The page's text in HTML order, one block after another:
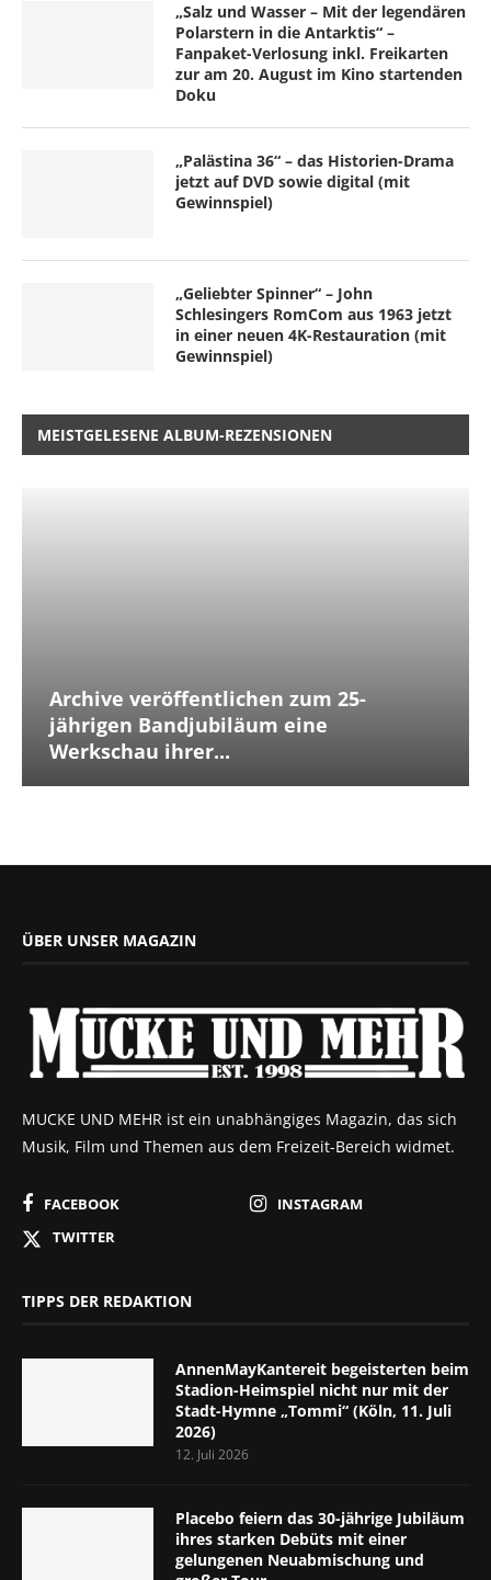
„Salz und Wasser – Mit der legendären
Polarstern in die Antarktis“ –
Fanpaket-Verlosung inkl. Freikarten
zur am 20. August im Kino startenden
Doku
„Palästina 36“ – das Historien-Drama
jetzt auf DVD sowie digital (mit
Gewinnspiel)
„Geliebter Spinner“ – John
Schlesingers RomCom aus 1963 jetzt
in einer neuen 4K-Restauration (mit
Gewinnspiel)
MEISTGELESENE ALBUM-REZENSIONEN
Archive veröffentlichen zum 25-
jährigen Bandjubiläum eine
Werkschau ihrer...
ÜBER UNSER MAGAZIN
MUCKE UND MEHR ist ein unabhängiges Magazin, das sich
Musik, Film und Themen aus dem Freizeit-Bereich widmet.
FACEBOOK
INSTAGRAM
TWITTER
TIPPS DER REDAKTION
AnnenMayKantereit begeisterten beim
Stadion-Heimspiel nicht nur mit der
Stadt-Hymne „Tommi“ (Köln, 11. Juli
2026)
12. Juli 2026
Placebo feiern das 30-jährige Jubiläum
ihres starken Debüts mit einer
gelungenen Neuabmischung und